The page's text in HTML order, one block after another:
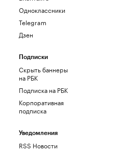
Одноклассники
Telegram
Дзен
Подписки
Скрыть баннеры
на РБК
Подписка на РБК
Корпоративная
подписка
Уведомления
RSS Новости